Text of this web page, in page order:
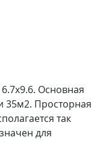
Основная
35м2. Просторная
так
для